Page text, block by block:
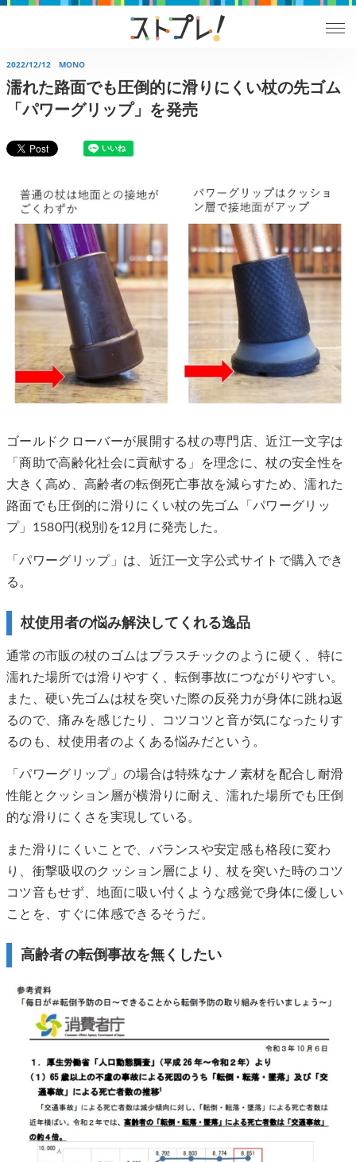
2022/12/12 MONO
濡れた路面でも圧倒的に滑りにくい杖の先ゴム
「パワーグリップ」を発売
ゴールドクローバーが展開する杖の専門店、近江一文字は
「商助で高齢化社会に貢献する」を理念に、杖の安全性を
大きく高め、高齢者の転倒死亡事故を減らすため、濡れた
路面でも圧倒的に滑りにくい杖の先ゴム「パワーグリッ
プ」1580円(税別)を12月に発売した。
「パワーグリップ」は、近江一文字公式サイトで購入でき
る。
杖使用者の悩み解決してくれる逸品
通常の市販の杖のゴムはプラスチックのように硬く、特に
濡れた場所では滑りやすく、転倒事故につながりやすい。
また、硬い先ゴムは杖を突いた際の反発力が身体に跳ね返
るので、痛みを感じたり、コツコツと音が気になったりす
るのも、杖使用者のよくある悩みだという。
「パワーグリップ」の場合は特殊なナノ素材を配合し耐滑
性能とクッション層が横滑りに耐え、濡れた場所でも圧倒
的な滑りにくさを実現している。
また滑りにくいことで、バランスや安定感も格段に変わ
り、衝撃吸収のクッション層により、杖を突いた時のコツ
コツ音もせず、地面に吸い付くような感覚で身体に優しい
ことを、すぐに体感できるそうだ。
高齢者の転倒事故を無くしたい